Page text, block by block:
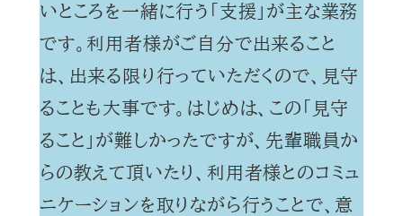
いところを一緒に行う「支援」が主な業務
です。利用者様がご自分で出来ること
は、出来る限り行っていただくので、見守
ることも大事です。はじめは、この「見守
ること」が難しかったですが、先輩職員か
らの教えて頂いたり、利用者様とのコミュ
ニケーションを取りながら行うことで、意